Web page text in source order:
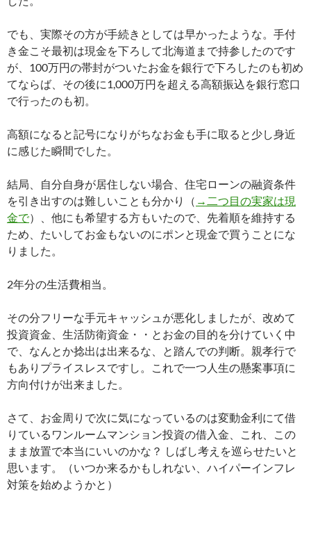
でも、実際その方が手続きとしては早かったような。手付
き金こそ最初は現金を下ろして北海道まで持参したのです
が、100万円の帯封がついたお金を銀行で下ろしたのも初め
てならば、その後に1,000万円を超える高額振込を銀行窓口
で行ったのも初。
高額になると記号になりがちなお金も手に取ると少し身近
に感じた瞬間でした。
結局、自分自身が居住しない場合、住宅ローンの融資条件
を引き出すのは難しいことも分かり（ →二つ目の実家は現
金で）、他にも希望する方もいたので、先着順を維持する
ため、たいしてお金もないのにポンと現金で買うことにな
りました。
2年分の生活費相当。
その分フリーな手元キャッシュが悪化しましたが、改めて
投資資金、生活防衛資金・・とお金の目的を分けていく中
で、なんとか捻出は出来るな、と踏んでの判断。親孝行で
もありプライスレスですし。これで一つ人生の懸案事項に
方向付けが出来ました。
さて、お金周りで次に気になっているのは変動金利にて借
りているワンルームマンション投資の借入金、これ、この
まま放置で本当にいいのかな？ しばし考えを巡らせたいと
思います。（いつか来るかもしれない、ハイパーインフレ
対策を始めようかと）